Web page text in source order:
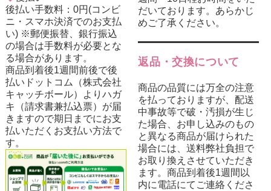
後払い手数料：0円(コンビ
ニ・スマホ決済でのお支払
い) ※郵便振替、銀行振込
の場合は手数料が必要とな
る場合があります。
商品到着後1週間前後で後
払いドットコム（株式会社
キャッチボール）よりハガ
キ（請求書兼払込票）が届
きますので期日までにお支
払いただくお支払い方法で
す。
だいております。あらかじ
めご了承ください。
返品・交換について
商品の品質には万全の注意
を払っておりますが、配送
中事故等で破・汚損が生じ
た場合、お申し込みのもの
と異なる商品が届けられた
場合には、送料弊社負担で
お取り換えさせていただき
ます。商品到着後1週間以
内に電話にてご連絡くださ